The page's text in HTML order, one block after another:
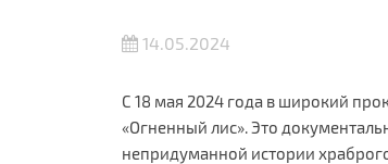
14.05.2024
С 18 мая 2024 года в широкий
«Огненный лис». Это
непридуманной истории